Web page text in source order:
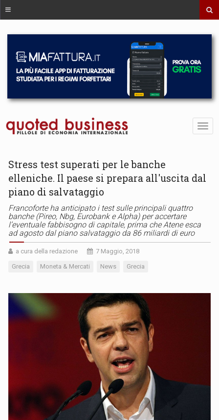
Stress test superati per le banche
elleniche. Il paese si prepara all'uscita dal
piano di salvataggio
Francoforte ha anticipato i test sulle principali quattro
banche (Pireo, Nbg, Eurobank e Alpha) per accertare
l’eventuale fabbisogno di capitale, prima che Atene esca
ad agosto dal piano salvataggio da 86 miliardi di euro
a cura della redazione 7 Maggio, 2018
Grecia Moneta & Mercati News Grecia